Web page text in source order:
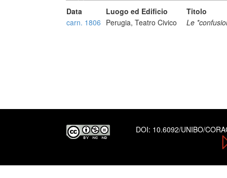
Data Luogo ed Edificio
Titolo
carn. 1806 Perugia, Teatro Civico Le
DOI: 10.6092/UNIBO/